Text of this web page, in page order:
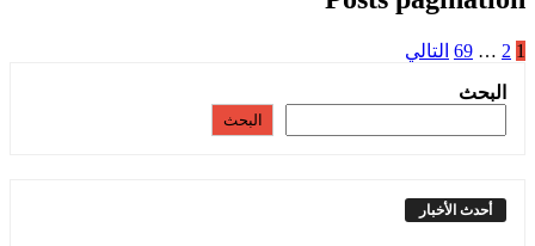
1
2
…
69 التالي
البحث
البحث
أحدث الأخبار